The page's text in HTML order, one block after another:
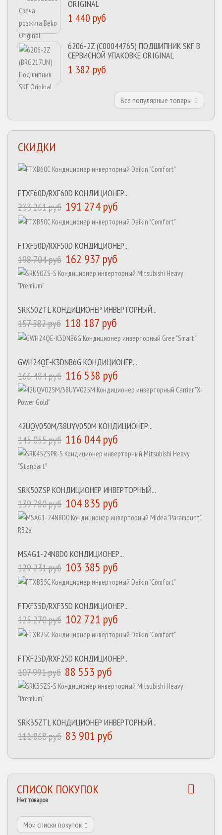
ORIGINAL
1 440 руб
6206-2Z (C00044765) ПОДШИПНИК SKF В
СЕРВИСНОЙ УПАКОВКЕ ORIGINAL
1 382 руб
Все популярные товары
СКИДКИ
FTXF60D/RXF60D КОНДИЦИОНЕР...
233 261 руб 191 274 руб
FTXF50D/RXF50D КОНДИЦИОНЕР...
198 704 руб 162 937 руб
SRK50ZTL КОНДИЦИОНЕР ИНВЕРТОРНЫЙ...
157 582 руб 118 187 руб
GWH24QE-K3DNB6G КОНДИЦИОНЕР...
166 484 руб 116 538 руб
42UQV050M/38UYV050M КОНДИЦИОНЕР...
145 055 руб 116 044 руб
SRK50ZSP КОНДИЦИОНЕР ИНВЕРТОРНЫЙ...
139 780 руб 104 835 руб
MSAG1-24N8D0 КОНДИЦИОНЕР...
129 231 руб 103 385 руб
FTXF35D/RXF35D КОНДИЦИОНЕР...
125 270 руб 102 721 руб
FTXF25D/RXF25D КОНДИЦИОНЕР...
107 991 руб 88 553 руб
SRK35ZTL КОНДИЦИОНЕР ИНВЕРТОРНЫЙ...
111 868 руб 83 901 руб
СПИСОК ПОКУПОК
Нет товаров
Мои списки покупок